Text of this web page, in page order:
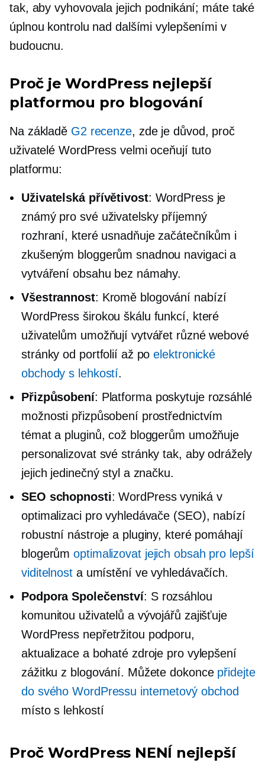
tak, aby vyhovovala jejich podnikání; máte také
úplnou kontrolu nad dalšími vylepšeními v
budoucnu.
Proč je WordPress nejlepší
platformou pro blogování
Na základě G2 recenze, zde je důvod, proč
uživatelé WordPress velmi oceňují tuto
platformu:
Uživatelská přívětivost: WordPress je
známý pro své uživatelsky příjemný
rozhraní, které usnadňuje začátečníkům i
zkušeným bloggerům snadnou navigaci a
vytváření obsahu bez námahy.
Všestrannost: Kromě blogování nabízí
WordPress širokou škálu funkcí, které
uživatelům umožňují vytvářet různé webové
stránky od portfolií až poelektronické
obchody s lehkostí.
Přizpůsobení: Platforma poskytuje rozsáhlé
možnosti přizpůsobení prostřednictvím
témat a pluginů, což bloggerům umožňuje
personalizovat své stránky tak, aby odrážely
jejich jedinečný styl a značku.
SEO schopnosti: WordPress vyniká v
optimalizaci pro vyhledávače (SEO), nabízí
robustní nástroje a pluginy, které pomáhají
blogerůmoptimalizovat jejich obsah pro lepší
viditelnosta umístění ve vyhledávačích.
Podpora Společenství: S rozsáhlou
komunitou uživatelů a vývojářů zajišťuje
WordPress nepřetržitou podporu,
aktualizace a bohaté zdroje pro vylepšení
zážitku z blogování. Můžete dokonce přidejte
do svého WordPressu internetový obchod
místo s lehkostí
Proč WordPress NENÍ nejlepší